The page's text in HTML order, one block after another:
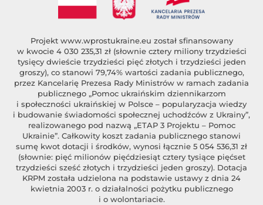
Projekt www.wprostukraine.eu został sfinansowany
w kwocie 4 030 235,31 zł (słownie cztery miliony trzydzieści
tysięcy dwieście trzydzieści pięć złotych i trzydzieści jeden
groszy), co stanowi 79,74% wartości zadania publicznego,
przez Kancelarię Prezesa Rady Ministrów w ramach zadania
publicznego „Pomoc ukraińskim dziennikarzom
i społeczności ukraińskiej w Polsce – popularyzacja wiedzy
i budowanie świadomości społecznej uchodźców z Ukrainy”,
realizowanego pod nazwą „ETAP 3 Projektu – Pomoc
Ukrainie”. Całkowity koszt zadania publicznego stanowi
sumę kwot dotacji i środków, wynosi łącznie 5 054 536,31 zł
(słownie: pięć milionów pięćdziesiąt cztery tysiące pięćset
trzydzieści sześć złotych i trzydzieści jeden groszy). Dotacja
KRPM została udzielona na podstawie ustawy z dnia 24
kwietnia 2003 r. o działalności pożytku publicznego
i o wolontariacie.